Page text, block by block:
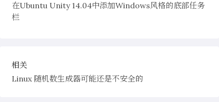
在Ubuntu Unity 14.04中添加Windows风格的底部任务
栏
相关
Linux 随机数生成器可能还是不安全的